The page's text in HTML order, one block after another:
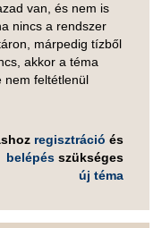
van, és nem is
nincs a rendszer
márpedig tízből
akkor a téma
nem feltétlenül
regisztráció és
belépés szükséges
új téma